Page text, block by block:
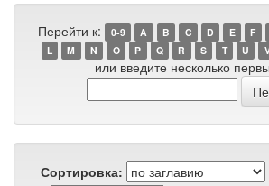
Перейти к: 0-9 A B C D E F
L
M N O P Q R S T U
или введите несколько
Сортировка: